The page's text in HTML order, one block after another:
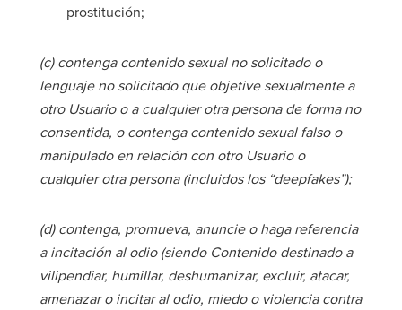
prostitución;
(c) contenga contenido sexual no solicitado o
lenguaje no solicitado que objetive sexualmente a
otro Usuario o a cualquier otra persona de forma no
consentida, o contenga contenido sexual falso o
manipulado en relación con otro Usuario o
cualquier otra persona (incluidos los “deepfakes”);
(d) contenga, promueva, anuncie o haga referencia
a incitación al odio (siendo Contenido destinado a
vilipendiar, humillar, deshumanizar, excluir, atacar,
amenazar o incitar al odio, miedo o violencia contra